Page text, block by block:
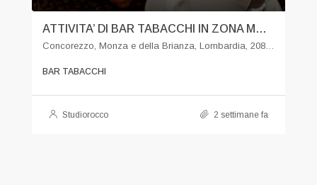
ATTIVITA’ DI BAR TABACCHI IN ZONA MONZA
Concorezzo, Monza e della Brianza, Lombardia, 20863, Italia
BAR TABACCHI
Studiorocco 2 settimane fa